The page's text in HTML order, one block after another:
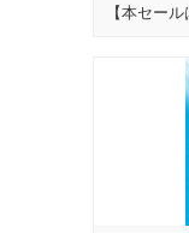
【本セー